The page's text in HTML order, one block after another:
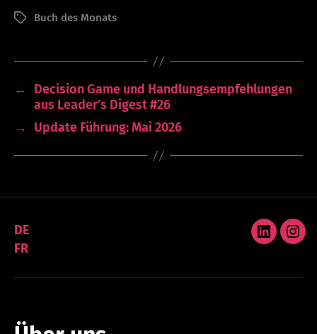
Schlagwörter
Buch des Monats
←
Decision Game und Handlungsempfehlungen
aus Leader’s Digest #26
→
Update Führung: Mai 2026
DE
FR
LinkedIn